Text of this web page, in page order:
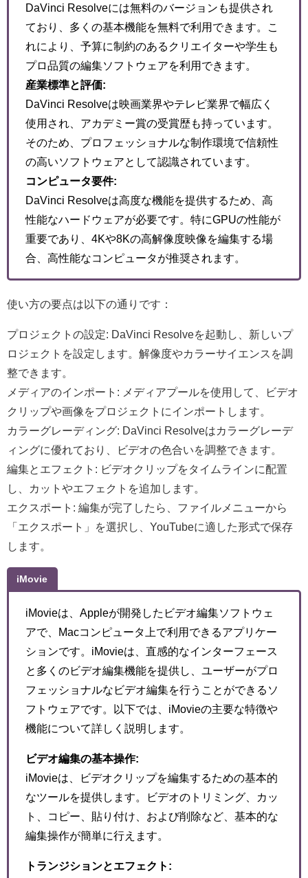
DaVinci Resolveには無料のバージョンも提供され
ており、多くの基本機能を無料で利用できます。こ
れにより、予算に制約のあるクリエイターや学生も
プロ品質の編集ソフトウェアを利用できます。
産業標準と評価:
DaVinci Resolveは映画業界やテレビ業界で幅広く
使用され、アカデミー賞の受賞歴も持っています。
そのため、プロフェッショナルな制作環境で信頼性
の高いソフトウェアとして認識されています。
コンピュータ要件:
DaVinci Resolveは高度な機能を提供するため、高
性能なハードウェアが必要です。特にGPUの性能が
重要であり、4Kや8Kの高解像度映像を編集する場
合、高性能なコンピュータが推奨されます。
使い方の要点は以下の通りです：
プロジェクトの設定: DaVinci Resolveを起動し、新しいプ
ロジェクトを設定します。解像度やカラーサイエンスを調
整できます。
メディアのインポート: メディアプールを使用して、ビデオ
クリップや画像をプロジェクトにインポートします。
カラーグレーディング: DaVinci Resolveはカラーグレーデ
ィングに優れており、ビデオの色合いを調整できます。
編集とエフェクト: ビデオクリップをタイムラインに配置
し、カットやエフェクトを追加します。
エクスポート: 編集が完了したら、ファイルメニューから
「エクスポート」を選択し、YouTubeに適した形式で保存
します。
iMovie
iMovieは、Appleが開発したビデオ編集ソフトウェ
アで、Macコンピュータ上で利用できるアプリケー
ションです。iMovieは、直感的なインターフェース
と多くのビデオ編集機能を提供し、ユーザーがプロ
フェッショナルなビデオ編集を行うことができるソ
フトウェアです。以下では、iMovieの主要な特徴や
機能について詳しく説明します。
ビデオ編集の基本操作:
iMovieは、ビデオクリップを編集するための基本的
なツールを提供します。ビデオのトリミング、カッ
ト、コピー、貼り付け、および削除など、基本的な
編集操作が簡単に行えます。
トランジションとエフェクト: